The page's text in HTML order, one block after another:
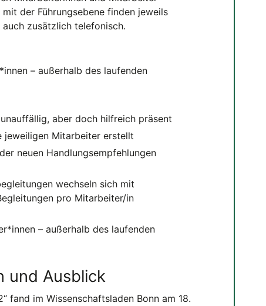
der Führungsebene finden jeweils
zusätzlich telefonisch.
– außerhalb des laufenden
aber doch hilfreich präsent
jeweiligen Mitarbeiter erstellt
neuen Handlungsempfehlungen
wechseln sich mit
pro Mitarbeiter/in
– außerhalb des laufenden
und Ausblick
fand im Wissenschaftsladen Bonn am 18.